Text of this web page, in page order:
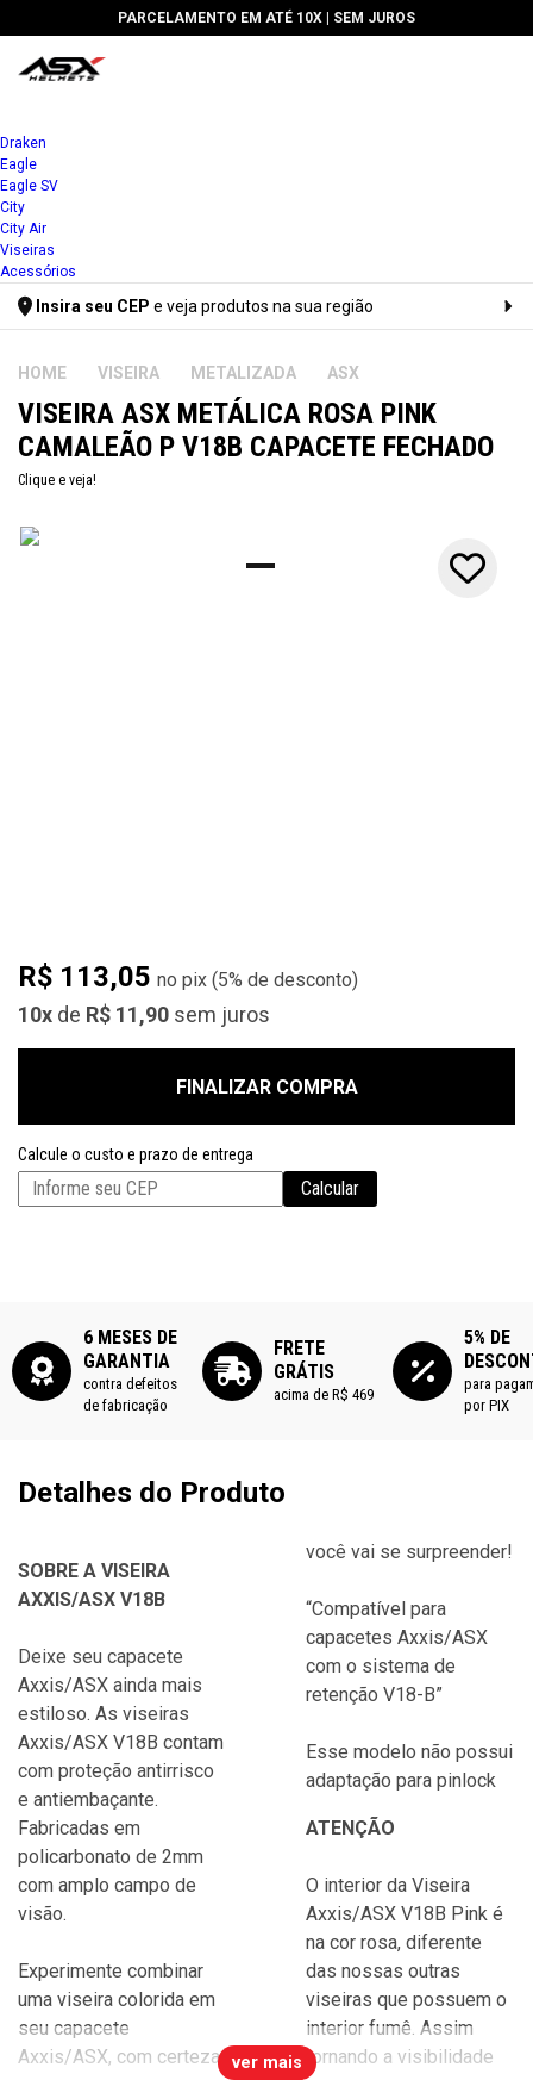
PARCELAMENTO EM ATÉ 10X | SEM JUROS
Draken
Eagle
Eagle SV
City
City Air
Viseiras
Acessórios
Insira seu CEP e veja produtos na sua região
VISEIRA METALIZADA ASX
VISEIRA ASX METÁLICA ROSA PINK
CAMALEÃO P V18B CAPACETE FECHADO
Clique e veja!
10x de R$ 11,90 sem juros
R$ 113,05 (5% de desconto)
FINALIZAR COMPRA
Calcule o custo e prazo de entrega
Calcular
2x
3x
4x
5x
6x
7x
8x
10x
6 MESES DE
GARANTIA
contra defeitos
de fabricação
FRETE
GRÁTIS
acima de R$ 469
5% DE
para
por PIX
Detalhes do Produto
SOBRE A VISEIRA
AXXIS/ASX V18B
Deixe seu capacete
Axxis/ASX ainda mais
estiloso. As viseiras
Axxis/ASX V18B contam
com proteção antirrisco
e antiembaçante.
Fabricadas em
policarbonato de 2mm
com amplo campo de
visão.
Experimente combinar
uma viseira colorida em
seu capacete
Axxis/ASX, com certeza
você vai se surpreender!
“Compatível para
capacetes Axxis/ASX
com o sistema de
retenção V18-B”
Esse modelo não possui
adaptação para pinlock
ATENÇÃO
O interior da Viseira
Axxis/ASX V18B Pink é
na cor rosa, diferente
das nossas outras
viseiras que possuem o
interior fumê. Assim
tornando a visibilidade
ver mais